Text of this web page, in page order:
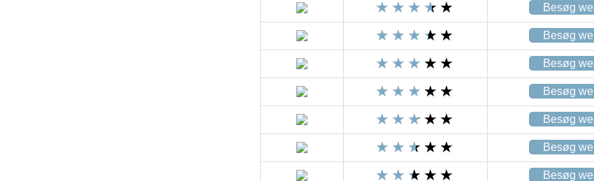
Besøg
Besøg
Besøg
Besøg
Besøg
Besøg
Besøg